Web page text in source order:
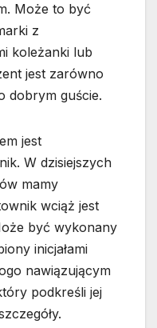
Może to być
z
koleżanki lub
jest zarówno
dobrym guście.
jest
W dzisiejszych
mamy
wciąż jest
być wykonany
inicjałami
nawiązującym
podkreśli jej